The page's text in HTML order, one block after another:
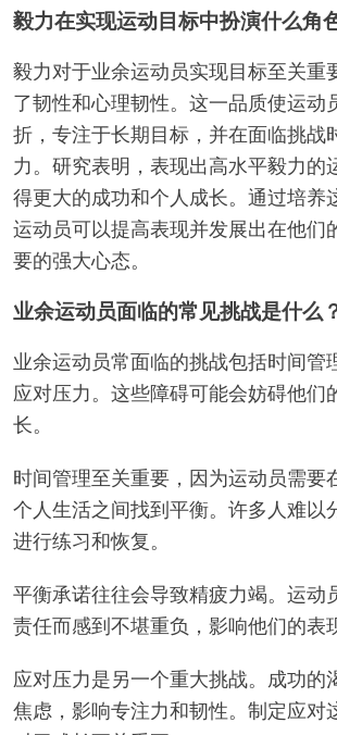
毅力在实现运动目标中扮演什么角
毅力对于业余运动员实现目标至关重
了韧性和心理韧性。这一品质使运动
折，专注于长期目标，并在面临挑战
力。研究表明，表现出高水平毅力的
得更大的成功和个人成长。通过培养
运动员可以提高表现并发展出在他们
要的强大心态。
业余运动员面临的常见挑战是什么
业余运动员常面临的挑战包括时间管
应对压力。这些障碍可能会妨碍他们
长。
时间管理至关重要，因为运动员需要
个人生活之间找到平衡。许多人难以
进行练习和恢复。
平衡承诺往往会导致精疲力竭。运动
责任而感到不堪重负，影响他们的表
应对压力是另一个重大挑战。成功的
焦虑，影响专注力和韧性。制定应对